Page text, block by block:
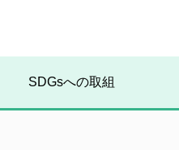
SDGsへの取組